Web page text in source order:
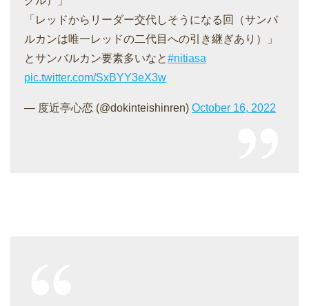
「レッドからリーダー交代しそうになる回（サンバ
ルカンは唯一レッドの二代目への引き継ぎあり）」
とサンバルカン要素多いなと#nitiasa
pic.twitter.com/SxBYY3eX3w
— 度近亭心恋 (@dokinteishinren) October 16, 2022